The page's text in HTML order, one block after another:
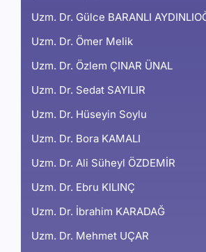
Uzm. Dr. Gülce BARANLI
Uzm. Dr. Ömer Melik
Uzm. Dr. Özlem ÇINAR ÜNAL
Uzm. Dr. Sedat SAYILIR
Uzm. Dr. Hüseyin Soylu
Uzm. Dr. Bora KAMALI
Uzm. Dr. Ali Süheyl ÖZDEMİR
Uzm. Dr. Ebru KILINÇ
Uzm. Dr. İbrahim KARADAĞ
Uzm. Dr. Mehmet UÇAR